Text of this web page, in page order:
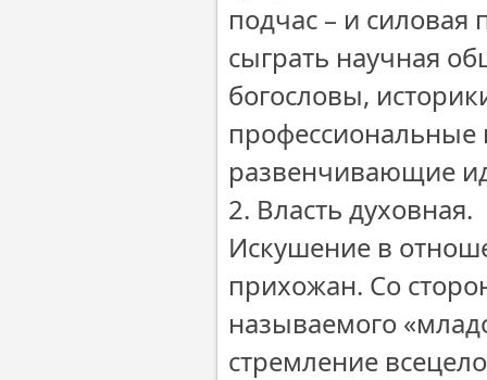
подчас – и
сыграть научная
богословы,
профессиональные
развенчивающие
2. Власть духовная.
Искушение в
прихожан. Со
называемого
стремление